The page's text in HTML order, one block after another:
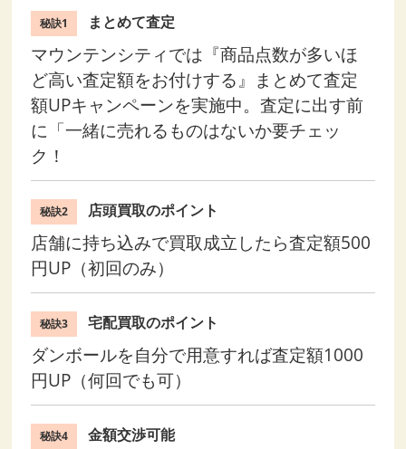
秘訣1 まとめて査定
マウンテンシティでは『商品点数が多いほ
ど高い査定額をお付けする』まとめて査定
額UPキャンペーンを実施中。査定に出す前
に「一緒に売れるものはないか要チェッ
ク！
秘訣2 店頭買取のポイント
店舗に持ち込みで買取成立したら査定額500
円UP（初回のみ）
秘訣3 宅配買取のポイント
ダンボールを自分で用意すれば査定額1000
円UP（何回でも可）
秘訣4 金額交渉可能